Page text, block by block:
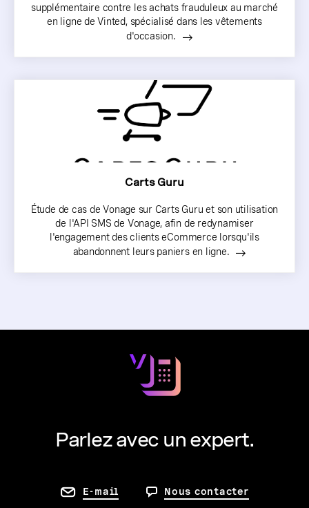
supplémentaire contre les achats frauduleux au marché
en ligne de Vinted, spécialisé dans les vêtements
d'occasion.
Carts Guru
Étude de cas de Vonage sur Carts Guru et son utilisation
de l'API SMS de Vonage, afin de redynamiser
l'engagement des clients eCommerce lorsqu'ils
abandonnent leurs paniers en ligne.
Parlez avec un expert.
E-mail Nous contacter